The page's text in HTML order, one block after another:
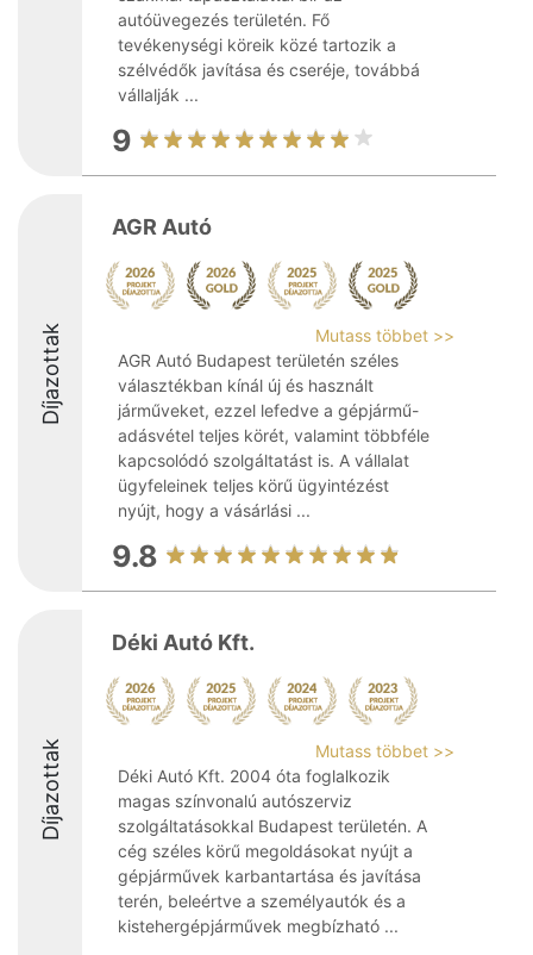
autóüvegezés területén. Fő
tevékenységi köreik közé tartozik a
szélvédők javítása és cseréje, továbbá
vállalják ...
9
Díjazottak
AGR Autó
Mutass többet >>
AGR Autó Budapest területén széles
választékban kínál új és használt
járműveket, ezzel lefedve a gépjármű-
adásvétel teljes körét, valamint többféle
kapcsolódó szolgáltatást is. A vállalat
ügyfeleinek teljes körű ügyintézést
nyújt, hogy a vásárlási ...
9.8
Díjazottak
Déki Autó Kft.
Mutass többet >>
Déki Autó Kft. 2004 óta foglalkozik
magas színvonalú autószerviz
szolgáltatásokkal Budapest területén. A
cég széles körű megoldásokat nyújt a
gépjárművek karbantartása és javítása
terén, beleértve a személyautók és a
kistehergépjárművek megbízható ...